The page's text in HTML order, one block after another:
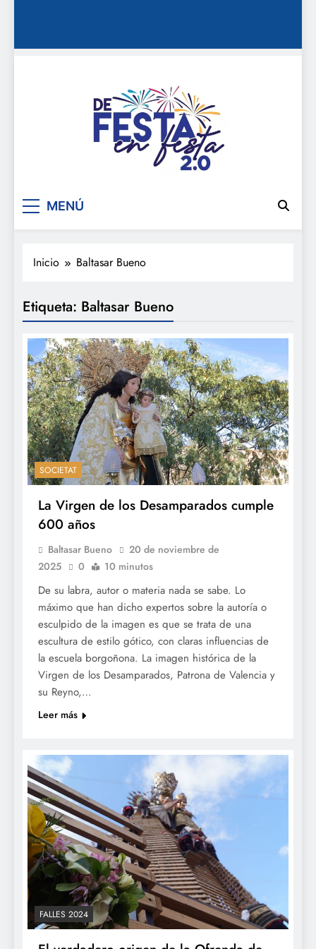
De festa en festa 2.0
MENÚ
Inicio Baltasar Bueno
Etiqueta: Baltasar Bueno
SOCIETAT
La Virgen de los Desamparados cumple
600 años
Baltasar Bueno
20 de noviembre de
2025
0 10 minutos
De su labra, autor o materia nada se sabe. Lo
máximo que han dicho expertos sobre la autoría o
esculpido de la imagen es que se trata de una
escultura de estilo gótico, con claras influencias de
la escuela borgoñona. La imagen histórica de la
Virgen de los Desamparados, Patrona de Valencia y
su Reyno,…
Leer más
FALLES 2024